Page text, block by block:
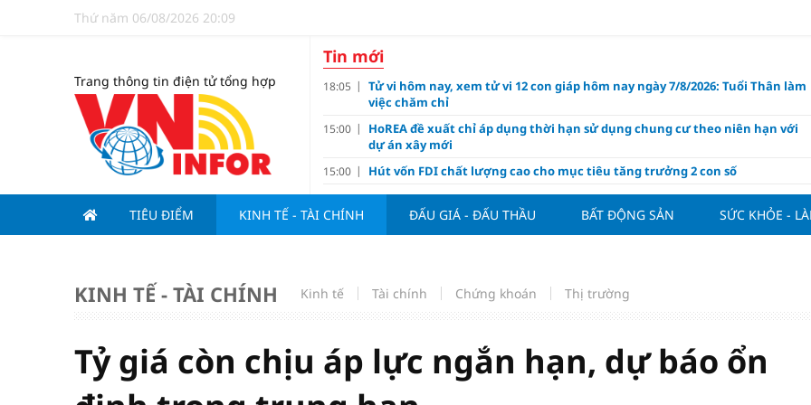
Thứ năm 06/08/2026 20:09
Trang thông tin điện tử tổng hợp
Tin mới
18:05
Tử vi hôm nay, xem tử vi 12 con giáp hôm nay ngày 7/8/2026: Tuổi Thân làm
việc chăm chỉ
15:00
HoREA đề xuất chỉ áp dụng thời hạn sử dụng chung cư theo niên hạn với
dự án xây mới
15:00 Hút vốn FDI chất lượng cao cho mục tiêu tăng trưởng 2 con số
13:15 Động lực nào để Việt Nam hiện thực hóa mục tiêu tăng trưởng 10%?
13:00 Nghiên cứu tính tiền gửi Kho bạc vào nguồn vốn huy động của ngân hàng
10:10 Giá vàng hôm nay 6/8: "Nhảy vọt" sau một đêm
nảy lửa của Hoàng Hên
09:15 Đề xuất đưa kim cương vào ngành nghề kinh doanh có điều kiện như vàng
TIÊU ĐIỂM KINH TẾ - TÀI CHÍNH ĐẤU GIÁ - ĐẤU THẦU BẤT ĐỘNG SẢN SỨC KHỎE -
KINH TẾ - TÀI CHÍNH Kinh tế Tài chính Chứng khoán Thị trường
Tỷ giá còn chịu áp lực ngắn hạn, dự báo ổn